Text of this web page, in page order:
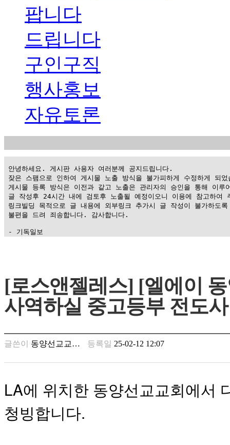
팝니다
드립니다
구인구직
행사홍보
자유토론
안녕하세요. 게시판 사용자 여러분께 공지드립니다.
잦은 스팸으로 인하여 게시물 노출 방식을 불가피하게 수정하게 되었
게시물 등록 방식은 이전과 같고 노출은 관리자의 승인을 통해 이루
글 작성후 24시간 내에 검토후 노출될 예정이오니 이용에 참고하여
링크빌딩 목적으로 글 내용에 외부링크 추가시 글 작성이 불가하도
불편을 드려 죄송합니다. 감사합니다.
- 기독일보
남
찾
기
은
링
크
minky
합
[로스앤젤레스] [엘에이
사역하실 중고등부 전도
글쓴이 동양선교교… 등록일 25-02-12 12:07
LA에 위치한 동양선교교회에서
청빙합니다.